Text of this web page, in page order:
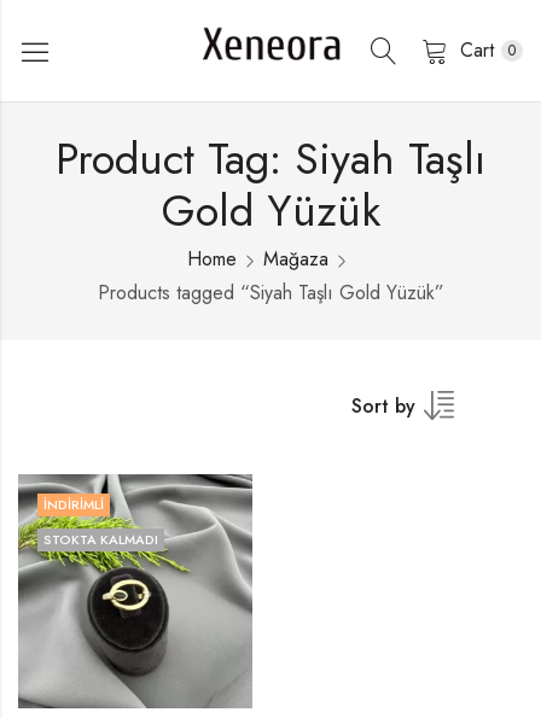
Cart 0
Product Tag: Siyah Taşlı
Gold Yüzük
Home
Mağaza
Products tagged “Siyah Taşlı Gold Yüzük”
Sort by
İNDIRIMLI
STOKTA KALMADI